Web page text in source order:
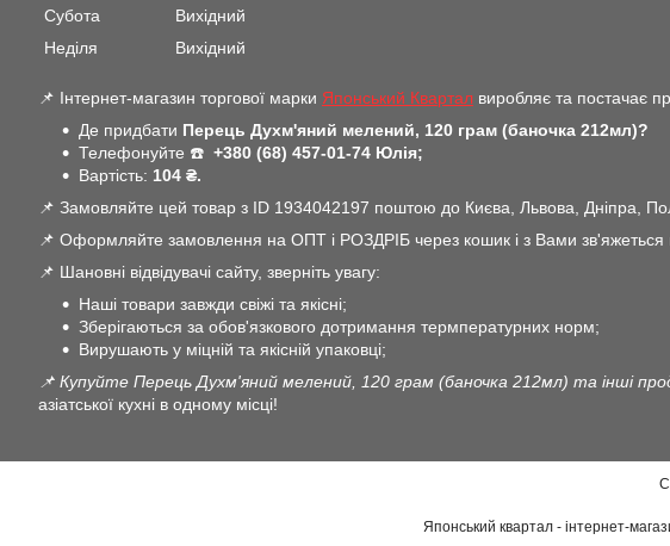
Субота
Вихідний
Неділя
Вихідний
📌 Інтернет-магазин торгової марки Японський Квартал виробляє та постачає
Де придбати Перець Духм'яний мелений, 120 грам (баночка 212мл)?
Телефонуйте ☎️ +380 (68) 457-01-74 Юлія;
Вартість: 104 ₴.
📌 Замовляйте цей товар з ID 1934042197 поштою до Києва, Львова, Дніпра,
📌 Оформляйте замовлення на ОПТ і РОЗДРІБ через кошик і з Вами зв'яжеться
📌 Шановні відвідувачі сайту, зверніть увагу:
Наші товари завжди свіжі та якісні;
Зберігаються за обов'язкового дотримання термпературних норм;
Вирушають у міцній та якісній упаковці;
📌 Купуйте Перець Духм'яний мелений, 120 грам (баночка 212мл) та інші
азіатської кухні в одному місці!